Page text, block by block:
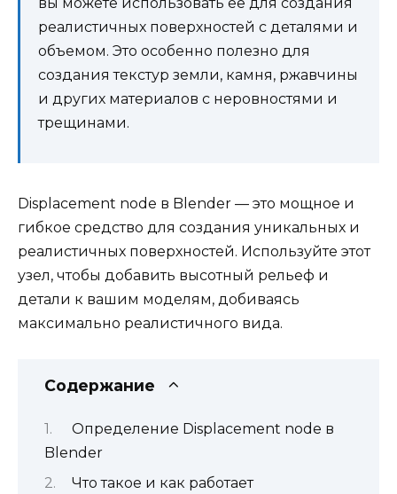
реалистичных поверхностей с деталями и
объемом. Это особенно полезно для
создания текстур земли, камня, ржавчины
и других материалов с неровностями и
трещинами.
Displacement node в Blender — это мощное и
гибкое средство для создания уникальных и
реалистичных поверхностей. Используйте этот
узел, чтобы добавить высотный рельеф и
детали к вашим моделям, добиваясь
максимально реалистичного вида.
Содержание
Определение Displacement node в
Blender
Что такое и как работает